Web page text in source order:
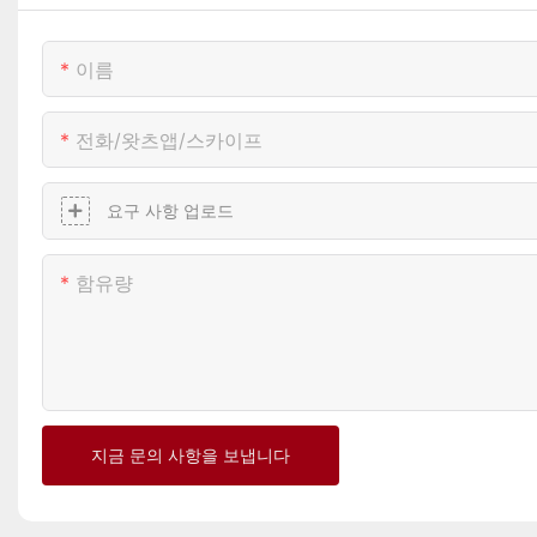
이름
전화/왓츠앱/스카이프
요구 사항 업로드
함유량
지금 문의 사항을 보냅니다